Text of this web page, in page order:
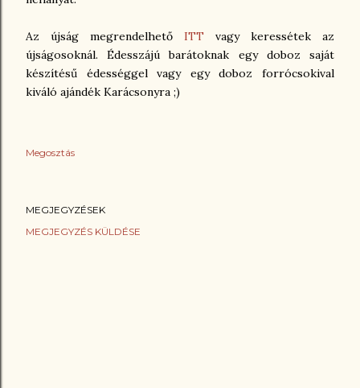
Az újság megrendelhető ITT vagy keressétek az
újságosoknál. Édesszájú barátoknak egy doboz saját
készítésű édességgel vagy egy doboz forrócsokival
kiváló ajándék Karácsonyra ;)
Megosztás
MEGJEGYZÉSEK
MEGJEGYZÉS KÜLDÉSE